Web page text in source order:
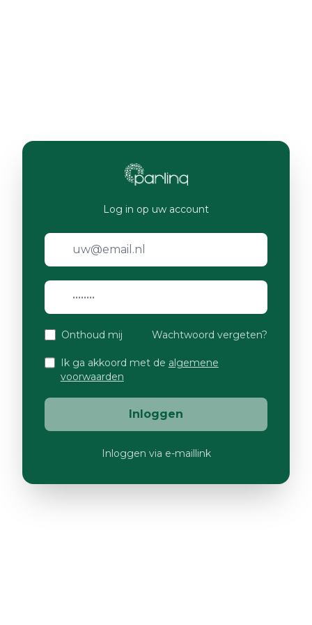
Log in op uw account
Onthoud mij Wachtwoord vergeten?
Ik ga akkoord met de algemene
voorwaarden
Inloggen
Inloggen via e-maillink